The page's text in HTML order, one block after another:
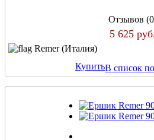
Отзывов
5 625
Remer (Италия)
КупитьВ список